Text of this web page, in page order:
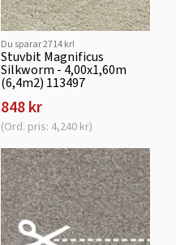
Du sparar 2714 kr!
Stuvbit Magnificus
Silkworm - 4,00x1,60m
(6,4m2) 113497
848 kr
(Ord. pris: 4,240 kr)